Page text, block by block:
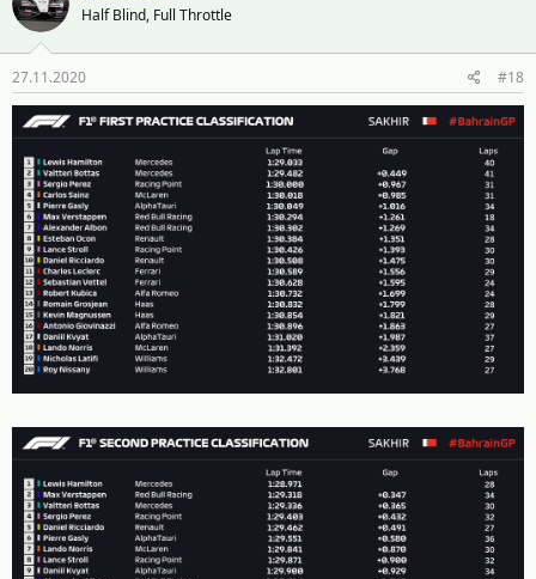
Half Blind, Full Throttle
27.11.2020 #18